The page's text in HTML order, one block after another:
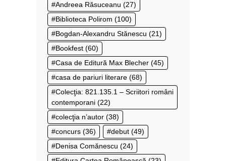
Andreea Răsuceanu (27)
Biblioteca Polirom (100)
Bogdan-Alexandru Stănescu (21)
Bookfest (60)
Casa de Editură Max Blecher (45)
casa de pariuri literare (68)
Colecţia: 821.135.1 – Scriitori români
contemporani (22)
colecţia n’autor (38)
concurs (36) debut (49)
Denisa Comănescu (24)